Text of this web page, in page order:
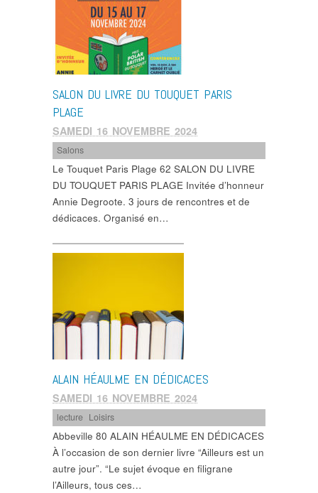
SALON DU LIVRE DU TOUQUET PARIS
PLAGE
SAMEDI 16 NOVEMBRE 2024
Salons
Le Touquet Paris Plage 62 SALON DU LIVRE
DU TOUQUET PARIS PLAGE Invitée d’honneur
Annie Degroote. 3 jours de rencontres et de
dédicaces. Organisé en…
ALAIN HÉAULME EN DÉDICACES
SAMEDI 16 NOVEMBRE 2024
lecture Loisirs
Abbeville 80 ALAIN HÉAULME EN DÉDICACES
À l’occasion de son dernier livre “Ailleurs est un
autre jour”. “Le sujet évoque en filigrane
l’Ailleurs, tous ces…